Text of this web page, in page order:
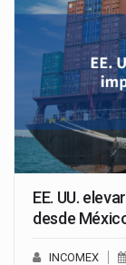
EE. UU.
desde
INCOMEX